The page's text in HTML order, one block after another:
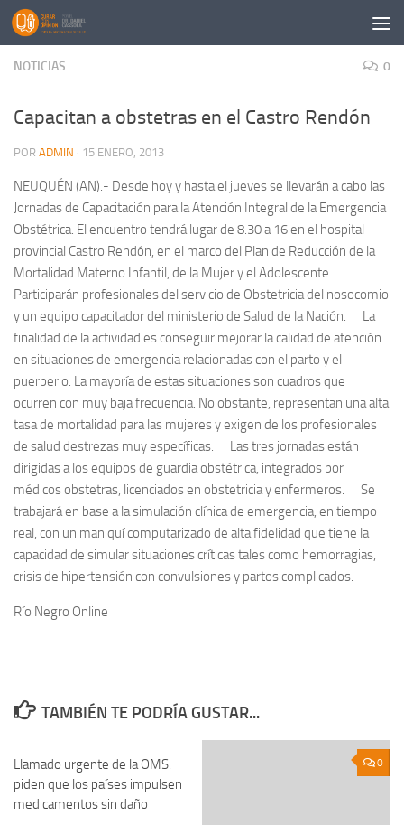
Saltar al contenido
NOTICIAS 0
Capacitan a obstetras en el Castro Rendón
POR ADMIN · 15 ENERO, 2013
NEUQUÉN (AN).- Desde hoy y hasta el jueves se llevarán a cabo las
Jornadas de Capacitación para la Atención Integral de la Emergencia
Obstétrica. El encuentro tendrá lugar de 8.30 a 16 en el hospital
provincial Castro Rendón, en el marco del Plan de Reducción de la
Mortalidad Materno Infantil, de la Mujer y el Adolescente.
Participarán profesionales del servicio de Obstetricia del nosocomio
y un equipo capacitador del ministerio de Salud de la Nación. La
finalidad de la actividad es conseguir mejorar la calidad de atención
en situaciones de emergencia relacionadas con el parto y el
puerperio. La mayoría de estas situaciones son cuadros que
ocurren con muy baja frecuencia. No obstante, representan una alta
tasa de mortalidad para las mujeres y exigen de los profesionales
de salud destrezas muy específicas. Las tres jornadas están
dirigidas a los equipos de guardia obstétrica, integrados por
médicos obstetras, licenciados en obstetricia y enfermeros. Se
trabajará en base a la simulación clínica de emergencia, en tiempo
real, con un maniquí computarizado de alta fidelidad que tiene la
capacidad de simular situaciones críticas tales como hemorragias,
crisis de hipertensión con convulsiones y partos complicados.
Río Negro Online
TAMBIÉN TE PODRÍA GUSTAR...
Llamado urgente de la OMS:
piden que los países impulsen
medicamentos sin daño
0